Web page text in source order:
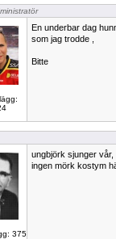
En underbar dag
som jag trodde ,
Bitte
375
ungbjörk sjunger vår,
ingen mörk kostym